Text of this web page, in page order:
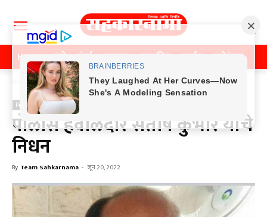
Home पुणे मुंबई महाराष्ट्र राजकीय क्राईम मनोरंजन
Home Previos News
Previos News
पोलीस हवालदार संतोष कुंभार यांचे
निधन
By Team Sahkarnama - जून 20, 2022